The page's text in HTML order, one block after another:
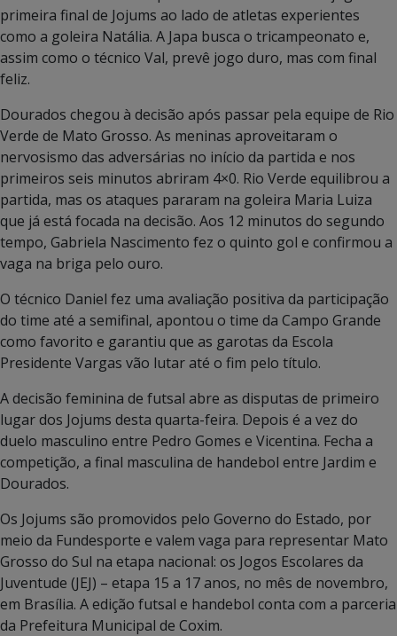
primeira final de Jojums ao lado de atletas experientes
como a goleira Natália. A Japa busca o tricampeonato e,
assim como o técnico Val, prevê jogo duro, mas com final
feliz.
Dourados chegou à decisão após passar pela equipe de Rio
Verde de Mato Grosso. As meninas aproveitaram o
nervosismo das adversárias no início da partida e nos
primeiros seis minutos abriram 4×0. Rio Verde equilibrou a
partida, mas os ataques pararam na goleira Maria Luiza
que já está focada na decisão. Aos 12 minutos do segundo
tempo, Gabriela Nascimento fez o quinto gol e confirmou a
vaga na briga pelo ouro.
O técnico Daniel fez uma avaliação positiva da participação
do time até a semifinal, apontou o time da Campo Grande
como favorito e garantiu que as garotas da Escola
Presidente Vargas vão lutar até o fim pelo título.
A decisão feminina de futsal abre as disputas de primeiro
lugar dos Jojums desta quarta-feira. Depois é a vez do
duelo masculino entre Pedro Gomes e Vicentina. Fecha a
competição, a final masculina de handebol entre Jardim e
Dourados.
Os Jojums são promovidos pelo Governo do Estado, por
meio da Fundesporte e valem vaga para representar Mato
Grosso do Sul na etapa nacional: os Jogos Escolares da
Juventude (JEJ) – etapa 15 a 17 anos, no mês de novembro,
em Brasília. A edição futsal e handebol conta com a parceria
da Prefeitura Municipal de Coxim.